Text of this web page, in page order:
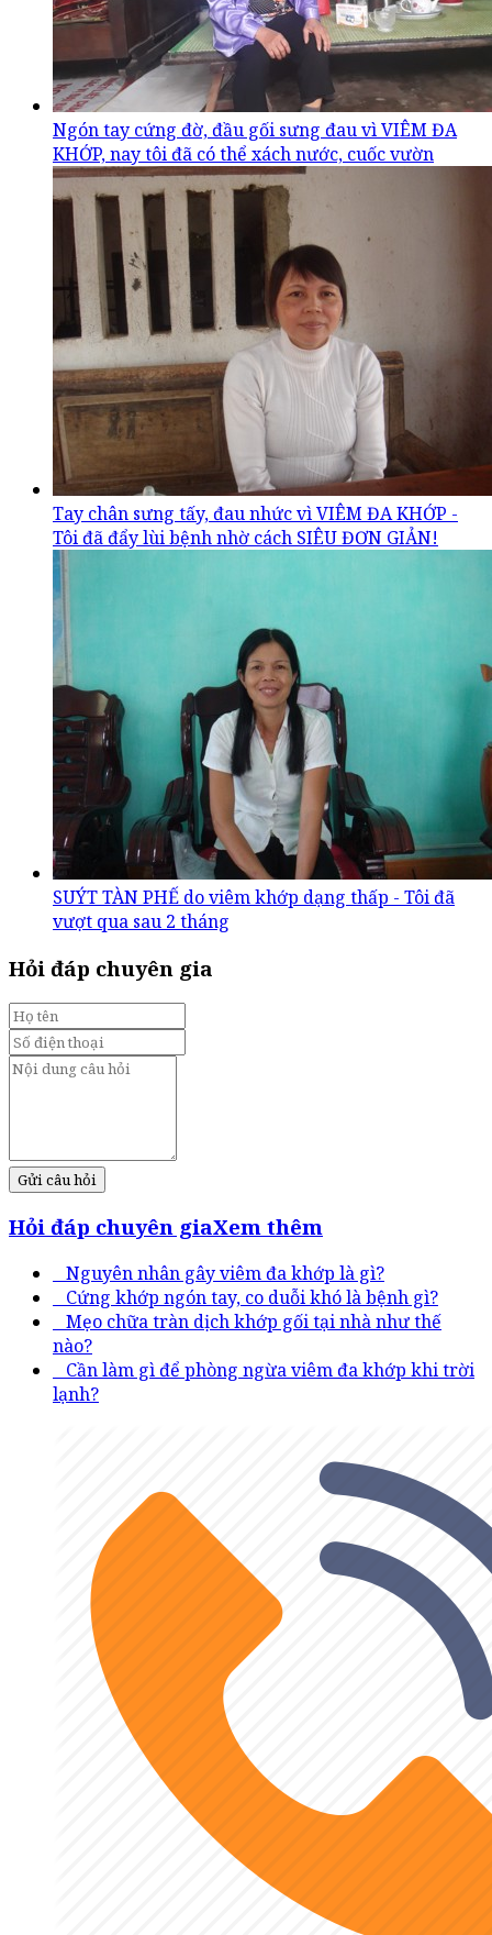
Ngón tay cứng đờ, đầu gối sưng đau vì VIÊM ĐA
KHỚP, nay tôi đã có thể xách nước, cuốc vườn
Tay chân sưng tấy, đau nhức vì VIÊM ĐA KHỚP -
Tôi đã đẩy lùi bệnh nhờ cách SIÊU ĐƠN GIẢN!
SUÝT TÀN PHẾ do viêm khớp dạng thấp - Tôi đã
vượt qua sau 2 tháng
Hỏi đáp chuyên gia
Gửi câu hỏi
Hỏi đáp chuyên giaXem thêm
Nguyên nhân gây viêm đa khớp là gì?
Cứng khớp ngón tay, co duỗi khó là bệnh gì?
Mẹo chữa tràn dịch khớp gối tại nhà như thế
nào?
Cần làm gì để phòng ngừa viêm đa khớp khi trời
lạnh?